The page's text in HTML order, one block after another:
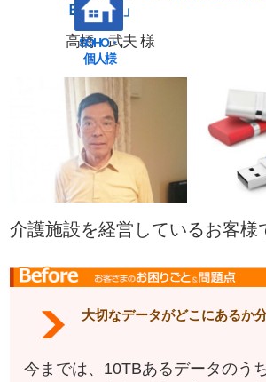
SOHO・
個人様
ＥＮＭＡ」
高橋 武夫 様
介護施設を経営しているお客様
大切なデータがどこにあるか
今までは、10TBあるデータのう